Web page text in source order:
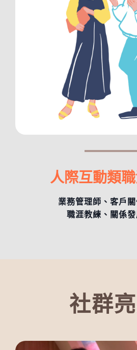
人際互動類
業務管理師、客戶
職涯教練、關係
社群